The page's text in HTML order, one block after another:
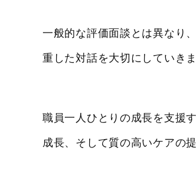
一般的な評価面談とは異なり
重した対話を大切にしていきま
職員一人ひとりの成長を支援
成長、そして質の高いケアの